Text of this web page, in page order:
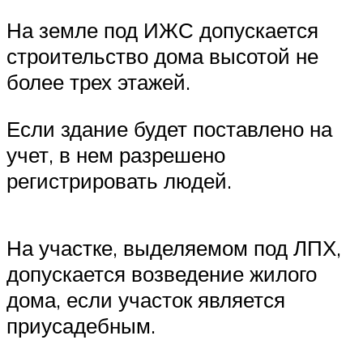
На земле под ИЖС допускается
строительство дома высотой не
более трех этажей.
Если здание будет поставлено на
учет, в нем разрешено
регистрировать людей.
На участке, выделяемом под ЛПХ,
допускается возведение жилого
дома, если участок является
приусадебным.